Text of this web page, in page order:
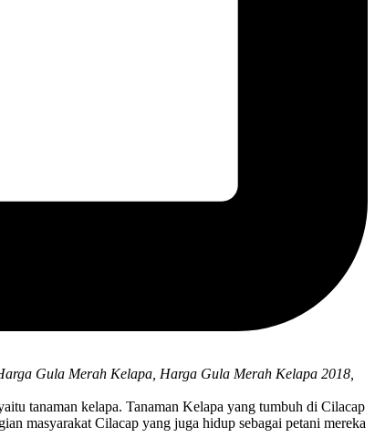
Gula Merah Kelapa, Harga Gula Merah Kelapa 2018,
tanaman kelapa. Tanaman Kelapa yang tumbuh di Cilacap
masyarakat Cilacap yang juga hidup sebagai petani mereka